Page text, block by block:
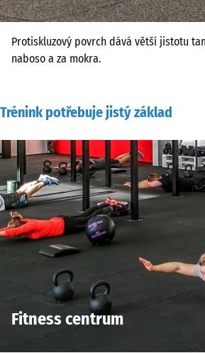
Protiskluzový povrch dává větší jistotu
naboso a za mokra.
Trénink potřebuje jistý základ
Fitness centrum